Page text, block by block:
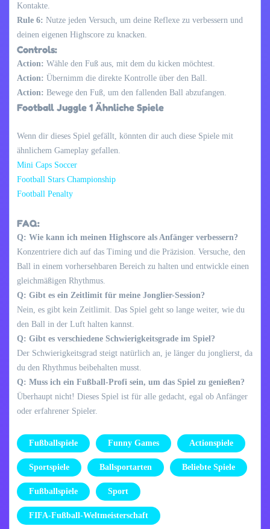
Kontakte.
Rule 6: Nutze jeden Versuch, um deine Reflexe zu verbessern und
deinen eigenen Highscore zu knacken.
Controls:
Action: Wähle den Fuß aus, mit dem du kicken möchtest.
Action: Übernimm die direkte Kontrolle über den Ball.
Action: Bewege den Fuß, um den fallenden Ball abzufangen.
Football Juggle 1 Ähnliche Spiele
Wenn dir dieses Spiel gefällt, könnten dir auch diese Spiele mit
ähnlichem Gameplay gefallen.
Mini Caps Soccer
Football Stars Championship
Football Penalty
FAQ:
Q: Wie kann ich meinen Highscore als Anfänger verbessern?
Konzentriere dich auf das Timing und die Präzision. Versuche, den
Ball in einem vorhersehbaren Bereich zu halten und entwickle einen
gleichmäßigen Rhythmus.
Q: Gibt es ein Zeitlimit für meine Jonglier-Session?
Nein, es gibt kein Zeitlimit. Das Spiel geht so lange weiter, wie du
den Ball in der Luft halten kannst.
Q: Gibt es verschiedene Schwierigkeitsgrade im Spiel?
Der Schwierigkeitsgrad steigt natürlich an, je länger du jonglierst, da
du den Rhythmus beibehalten musst.
Q: Muss ich ein Fußball-Profi sein, um das Spiel zu genießen?
Überhaupt nicht! Dieses Spiel ist für alle gedacht, egal ob Anfänger
oder erfahrener Spieler.
Fußballspiele Funny Games Actionspiele
Sportspiele Ballsportarten Beliebte Spiele
Fußballspiele Sport
FIFA-Fußball-Weltmeisterschaft